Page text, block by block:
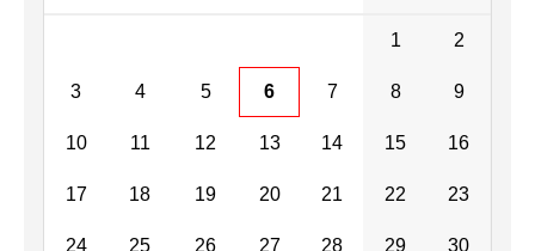
1 2
3 4 5 6 7 8 9
10 11 12 13 14 15 16
17 18 19 20 21 22 23
24 25 26 27 28 29 30